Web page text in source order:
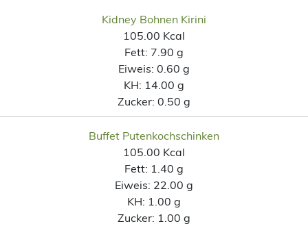
Kidney Bohnen Kirini
105.00 Kcal
Fett: 7.90 g
Eiweis: 0.60 g
KH: 14.00 g
Zucker: 0.50 g
Buffet Putenkochschinken
105.00 Kcal
Fett: 1.40 g
Eiweis: 22.00 g
KH: 1.00 g
Zucker: 1.00 g